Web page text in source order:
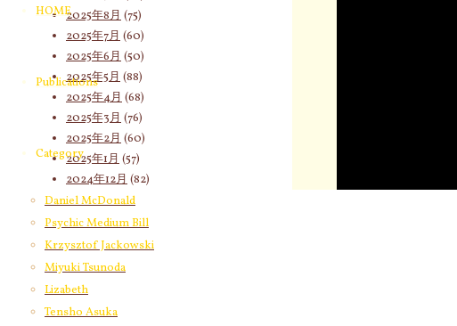
HOME
Publications
Category
Daniel McDonald
Psychic Medium Bill
Krzysztof Jackowski
Miyuki Tsunoda
Lizabeth
Tensho Asuka
2025年8月 (75)
2025年7月 (60)
2025年6月 (50)
2025年5月 (88)
2025年4月 (68)
2025年3月 (76)
2025年2月 (60)
2025年1月 (57)
2024年12月 (82)
2024年11月(53)
2024年10月 (65)
2024年9月(58)
2024年8月
2024年7月